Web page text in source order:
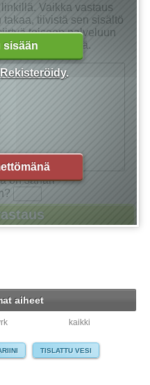
sisään
Rekisteröidy.
Vaikka vastaus
tiivistä sen sisältö
toiseen palveluun
kysymykseensä.
on sanan
aiheet
kaikki
TISLATTU VESI